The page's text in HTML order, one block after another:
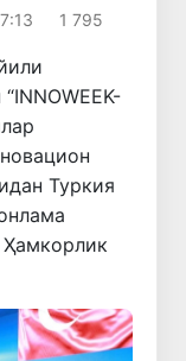
1 795
Туркия